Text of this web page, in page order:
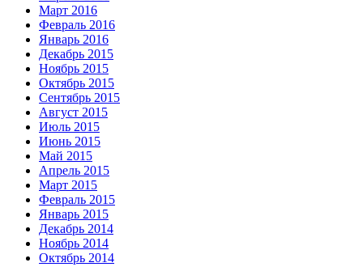
Март 2016
Февраль 2016
Январь 2016
Декабрь 2015
Ноябрь 2015
Октябрь 2015
Сентябрь 2015
Август 2015
Июль 2015
Июнь 2015
Май 2015
Апрель 2015
Март 2015
Февраль 2015
Январь 2015
Декабрь 2014
Ноябрь 2014
Октябрь 2014